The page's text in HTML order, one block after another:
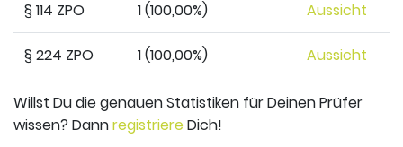
§ 114 ZPO 1 (100,00%) Aussicht
§ 224 ZPO 1 (100,00%) Aussicht
Willst Du die genauen Statistiken für Deinen Prüfer
wissen? DannregistriereDich!